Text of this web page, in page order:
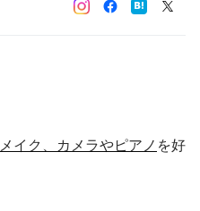
メイク、カメラやピアノ を好